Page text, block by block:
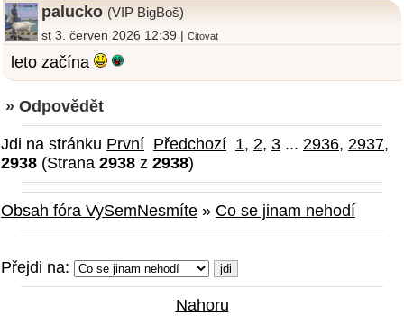
palucko (VIP BigBoš)
st 3. červen 2026 12:39 | Citovat
leto začína
» Odpovědět
Jdi na stránku První Předchozí 1, 2, 3 ... 2936, 2937,
2938 (Strana 2938 z 2938)
Obsah fóra VySemNesmíte » Co se jinam nehodí
Přejdi na:
Nahoru